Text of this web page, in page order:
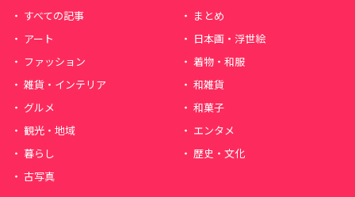
すべての記事
まとめ
アート
日本画・浮世絵
ファッション
着物・和服
雑貨・インテリア
和雑貨
グルメ
和菓子
観光・地域
エンタメ
暮らし
歴史・文化
古写真